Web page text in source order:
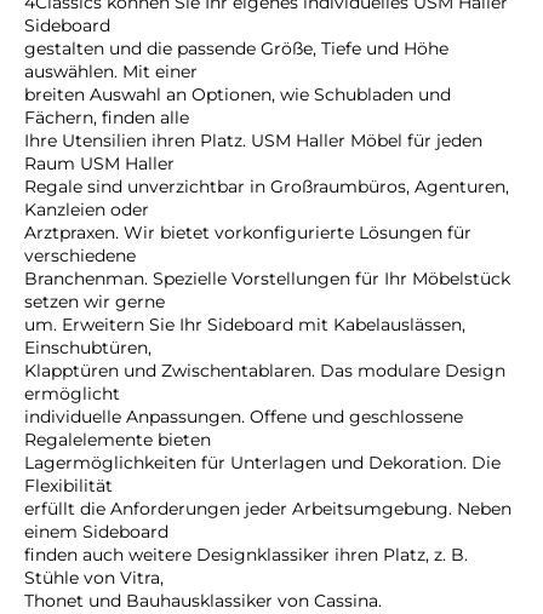
Sideboard
gestalten und die passende Größe, Tiefe und Höhe
auswählen. Mit einer
breiten Auswahl an Optionen, wie Schubladen und
Fächern, finden alle
Ihre Utensilien ihren Platz. USM Haller Möbel für jeden
Raum USM Haller
Regale sind unverzichtbar in Großraumbüros, Agenturen,
Kanzleien oder
Arztpraxen. Wir bietet vorkonfigurierte Lösungen für
verschiedene
Branchenman. Spezielle Vorstellungen für Ihr Möbelstück
setzen wir gerne
um. Erweitern Sie Ihr Sideboard mit Kabelauslässen,
Einschubtüren,
Klapptüren und Zwischentablaren. Das modulare Design
ermöglicht
individuelle Anpassungen. Offene und geschlossene
Regalelemente bieten
Lagermöglichkeiten für Unterlagen und Dekoration. Die
Flexibilität
erfüllt die Anforderungen jeder Arbeitsumgebung. Neben
einem Sideboard
finden auch weitere Designklassiker ihren Platz, z. B.
Stühle von Vitra,
Thonet und Bauhausklassiker von Cassina.